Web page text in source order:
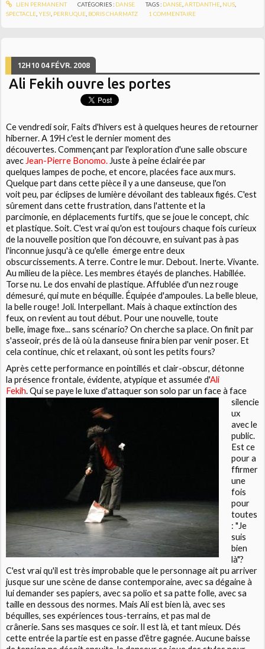
LIEN PERMANENT CATÉGORIES : DANSE TAGS : DANSE ,ARTDANTHE NUS
SPECTACLE ,YES! PERRUQUE BORIS CHARMATZ 1 COMMENTAIRE
12H10 04 FÉVR. 2008
Ali Fekih ouvre les portes
Ce vendredi soir, Faits d'hivers est à quelques heures de retourner
hiberner. A 19H c'est le dernier moment des
découvertes. Commençant par l'exploration d'une salle obscure
avec Jean-Pierre Bonomo. Juste à peine éclairée par
quelques lampes de poche, et encore, placées face aux murs.
Quelque part dans cette pièce il y a une danseuse, que l'on
voit peu, par éclipses de lumière dévoilant des tableaux figés. C'est
sûrement dans cette frustration, dans l'attente et la
parcimonie, en déplacements furtifs, que se joue le concept, chic
et plastique. Soit. C'est vrai qu'on est toujours chaque fois curieux
de la nouvelle position que l'on découvre, en suivant pas à pas
l'inconnue jusqu'à ce qu'elle émerge entre deux
obscurcissements. A terre. Contre le mur. Debout. Inerte. Vivante.
Au milieu de la pièce. Les membres étayés de planches. Habillée.
Torse nu. Le dos envahi de plastique. Affublée d'un nez rouge
démesuré, qui mute en béquille. Équipée d'ampoules. La belle bleue,
la belle rouge! Joli. Interpellant. Mais à chaque extinction des
feux, on revient au tout début. Pour une nouvelle, toute
belle, image fixe... sans scénario? On cherche sa place. On finit par
s'asseoir, prés de là où la danseuse finira bien par venir poser. Et
cela continue, chic et relaxant, où sont les petits fours?
Après cette performance en pointillés et clair-obscur, détonne
la présence frontale, évidente, atypique et assumée d'Ali
Fekih. Qui se paye leluxe d'attaquer son solo par un face à face
silencie
ux
avec le
public.
Est ce
pour a
ffirmer
une
fois
pour
toutes
: "Je
suis
bien
là"?
C'est vrai qu'il est très improbable que le personnage ait pu arriver
jusque sur une scène de danse contemporaine, avec sa dégaine à
lui demander ses papiers, avec sa polio et sa patte folle, avec sa
taille en dessous des normes. Mais Ali est bien là, avec ses
béquilles, ses expériences tous-terrains, et pas mal de
crânerie. Sans ses masques ce soir. Il est là, et tant mieux. Dés
cette entrée la partie est en passe d'être gagnée. Aucune baisse